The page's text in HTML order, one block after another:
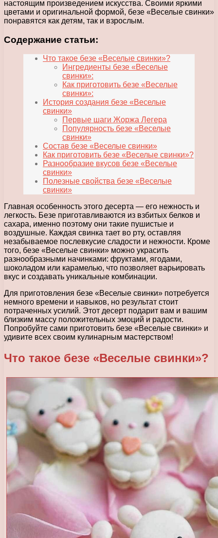
настоящим произведением искусства. Своими яркими
цветами и оригинальной формой, безе «Веселые свинки»
понравятся как детям, так и взрослым.
Содержание статьи:
Что такое безе «Веселые свинки»?
Ингредиенты безе «Веселые
свинки»:
Как приготовить безе «Веселые
свинки»:
История создания безе «Веселые
свинки»
Первые шаги Жоржа Легера
Популярность безе «Веселые
свинки»
Состав безе «Веселые свинки»
Как приготовить безе «Веселые свинки»?
Разнообразие вкусов безе «Веселые
свинки»
Полезные свойства безе «Веселые
свинки»
Главная особенность этого десерта — его нежность и
легкость. Безе приготавливаются из взбитых белков и
сахара, именно поэтому они такие пушистые и
воздушные. Каждая свинка тает во рту, оставляя
незабываемое послевкусие сладости и нежности. Кроме
того, безе «Веселые свинки» можно украсить
разнообразными начинками: фруктами, ягодами,
шоколадом или карамелью, что позволяет варьировать
вкус и создавать уникальные комбинации.
Для приготовления безе «Веселые свинки» потребуется
немного времени и навыков, но результат стоит
потраченных усилий. Этот десерт подарит вам и вашим
близким массу положительных эмоций и радости.
Попробуйте сами приготовить безе «Веселые свинки» и
удивите всех своим кулинарным мастерством!
Что такое безе «Веселые свинки»?